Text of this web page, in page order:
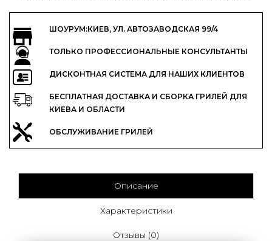
ШОУРУМ:КИЕВ, УЛ. АВТОЗАВОДСКАЯ 99/4
ТОЛЬКО ПРОФЕССИОНАЛЬНЫЕ КОНСУЛЬТАНТЫ
ДИСКОНТНАЯ СИСТЕМА ДЛЯ НАШИХ КЛИЕНТОВ
БЕСПЛАТНАЯ ДОСТАВКА И СБОРКА ГРИЛЕЙ ДЛЯ
КИЕВА И ОБЛАСТИ
ОБСЛУЖИВАНИЕ ГРИЛЕЙ
Описание
Характеристики
Отзывы (0)